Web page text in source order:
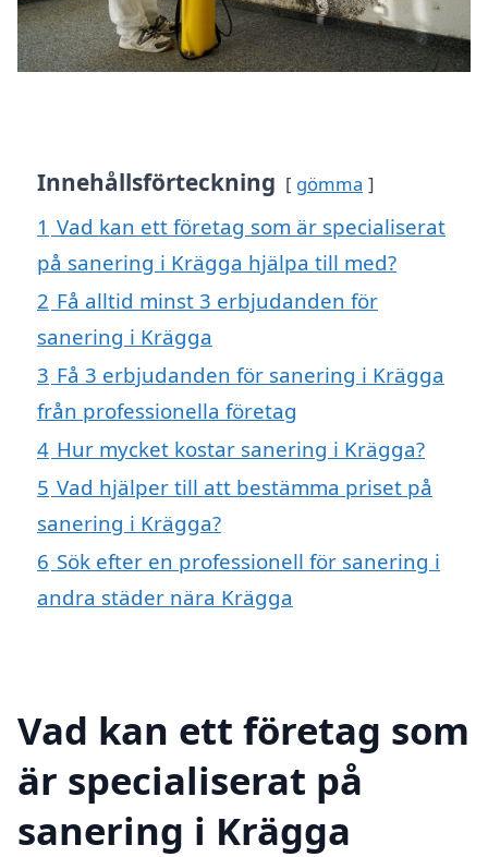
Innehållsförteckning gömma
1 Vad kan ett företag som är specialiserat
på sanering i Krägga hjälpa till med?
2 Få alltid minst 3 erbjudanden för
sanering i Krägga
3 Få 3 erbjudanden för sanering i Krägga
från professionella företag
4 Hur mycket kostar sanering i Krägga?
5 Vad hjälper till att bestämma priset på
sanering i Krägga?
6 Sök efter en professionell för sanering i
andra städer nära Krägga
Vad kan ett företag som
är specialiserat på
sanering i Krägga